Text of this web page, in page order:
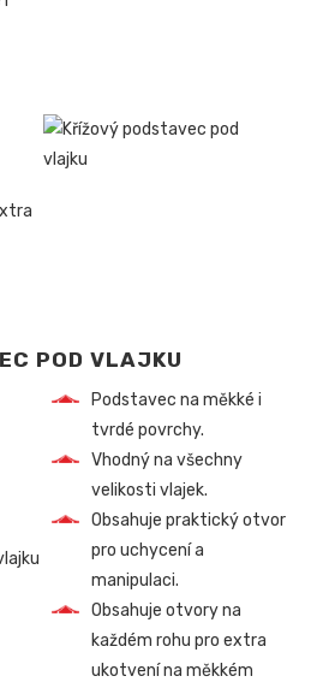
POD VLAJKU
Podstavec na měkké i
tvrdé povrchy.
Vhodný na všechny
velikosti vlajek.
Obsahuje praktický otvor
pro uchycení a
manipulaci.
Obsahuje otvory na
každém rohu pro extra
ukotvení na měkkém